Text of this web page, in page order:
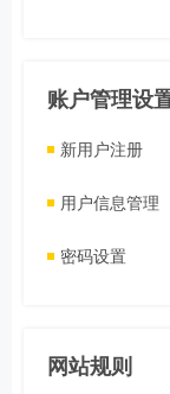
账户管理设
新用户注册
用户信息管理
密码设置
网站规则